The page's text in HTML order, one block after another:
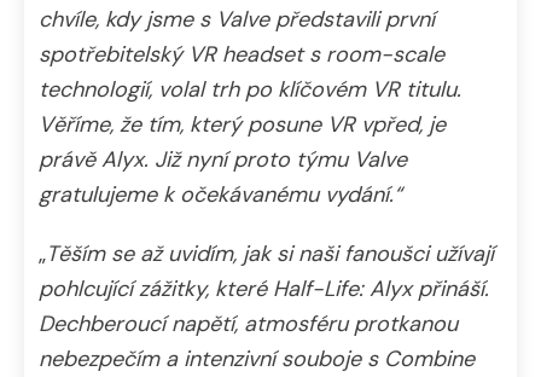
chvíle, kdy jsme s Valve představili první
spotřebitelský VR headset s room-scale
technologií, volal trh po klíčovém VR titulu.
Věříme, že tím, který posune VR vpřed, je
právě Alyx. Již nyní proto týmu Valve
gratulujeme k očekávanému vydání.“
„Těším se až uvidím, jak si naši fanoušci užívají
pohlcující zážitky, které Half-Life: Alyx přináší.
Dechberoucí napětí, atmosféru protkanou
nebezpečím a intenzivní souboje s Combine